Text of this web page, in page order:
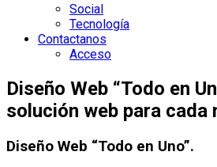
Social
Tecnología
Contactanos
Acceso
Diseño Web “Todo en
solución web para cada
Diseño Web “Todo en Uno”.